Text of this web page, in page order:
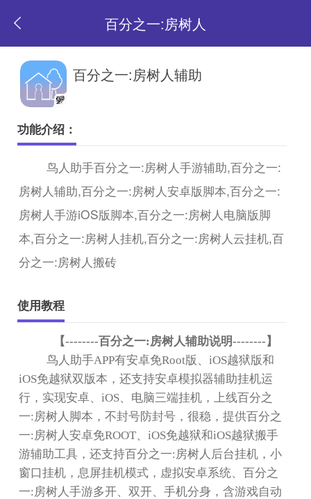
百分之一:房树人
返
页
百分之一:房树人辅助
功能介绍：
鸟人助手百分之一:房树人手游辅助,百分之一:
房树人辅助,百分之一:房树人安卓版脚本,百分之一:
房树人手游iOS版脚本,百分之一:房树人电脑版脚
本,百分之一:房树人挂机,百分之一:房树人云挂机,百
分之一:房树人搬砖
使用教程
【--------百分之一: 房树人辅助说明--------】
鸟人助手APP有安卓免Root版、iOS越狱版和
iOS免越狱双版本，还支持安卓模拟器辅助挂机运
行，实现安卓、iOS 、电脑三端挂机，上线百分之
一:房树人脚本，不封号防封号，很稳，提供百分之
一:房树人安卓免ROOT 、iOS免越狱和iOS越狱搬手
游辅助工具，还支持百分之一:房树人后台挂机，小
窗口挂机，息屏挂机模式，虚拟安卓系统、百分之
一:房树人手游多开、双开、手机分身，含游戏自动